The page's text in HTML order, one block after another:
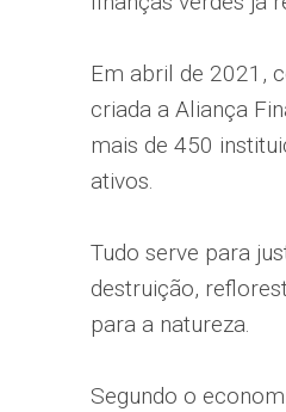
Em abril de 2021,
criada a Aliança
mais de 450
ativos.
Tudo serve para
destruição,
para a natureza.
Segundo o